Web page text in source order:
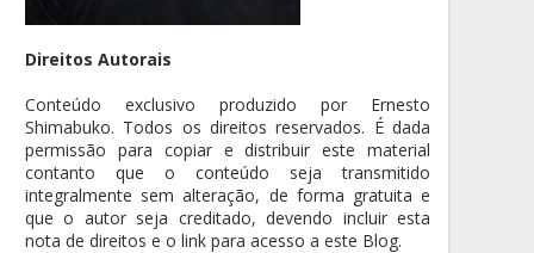
Direitos Autorais
Conteúdo exclusivo produzido por Ernesto
Shimabuko. Todos os direitos reservados. É dada
permissão para copiar e distribuir este material
contanto que o conteúdo seja transmitido
integralmente sem alteração, de forma gratuita e
que o autor seja creditado, devendo incluir esta
nota de direitos e o link para acesso a este Blog.